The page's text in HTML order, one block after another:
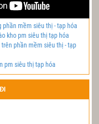
mềm siêu thị - tạp hóa
kho pm siêu thị tạp hóa
phần mềm siêu thị - tạp
pm siêu thị tạp hóa